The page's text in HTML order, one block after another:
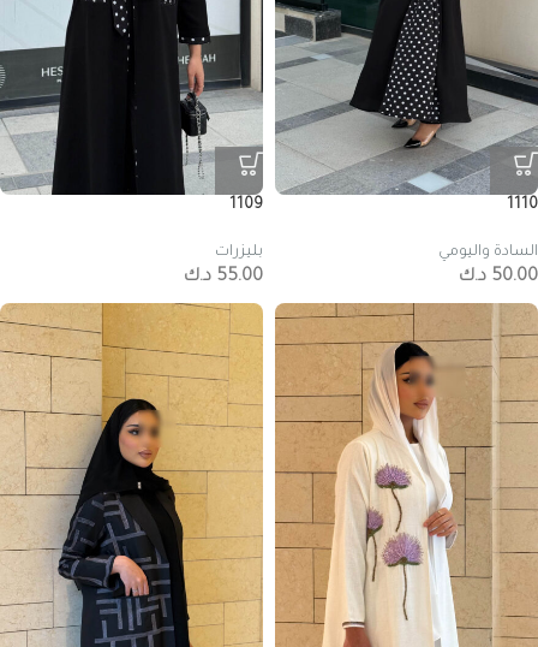
1110
السادة واليومي
50.00 د.ك
1109
بليزرات
55.00 د.ك